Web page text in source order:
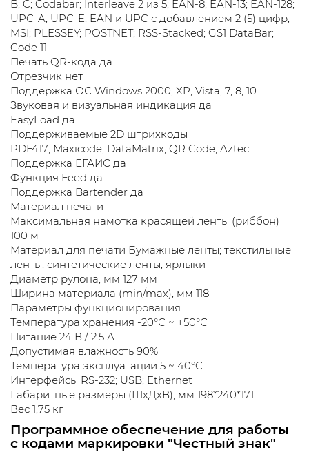
B; C; Codabar; Interleave 2 из 5; EAN-8; EAN-13; EAN-128;
UPC-A; UPC-E; EAN и UPC с добавлением 2 (5) цифр;
MSI; PLESSEY; POSTNET; RSS-Stacked; GS1 DataBar;
Code 11
Печать QR-кода да
Отрезчик нет
Поддержка ОС Windows 2000, XP, Vista, 7, 8, 10
Звуковая и визуальная индикация да
EasyLoad да
Поддерживаемые 2D штрихкоды
PDF417; Maxicode; DataMatrix; QR Code; Aztec
Поддержка ЕГАИС да
Функция Feed да
Поддержка Bartender да
Материал печати
Максимальная намотка красящей ленты (риббон)
100 м
Материал для печати Бумажные ленты; текстильные
ленты; синтетические ленты; ярлыки
Диаметр рулона, мм 127 мм
Ширина материала (min/max), мм 118
Параметры функционирования
Температура хранения -20°С ~ +50°С
Питание 24 В / 2.5 А
Допустимая влажность 90%
Температура эксплуатации 5 ~ 40°C
Интерфейсы RS-232; USB; Ethernet
Габаритные размеры (ШхДхВ), мм 198*240*171
Вес 1,75 кг
Программное обеспечение для работы
с кодами маркировки "Честный знак"